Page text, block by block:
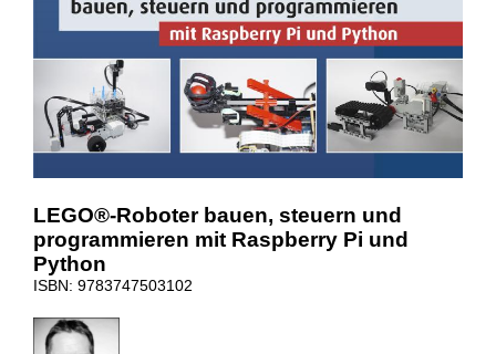
LEGO®-Roboter bauen, steuern und
programmieren mit Raspberry Pi und
Python
ISBN: 9783747503102